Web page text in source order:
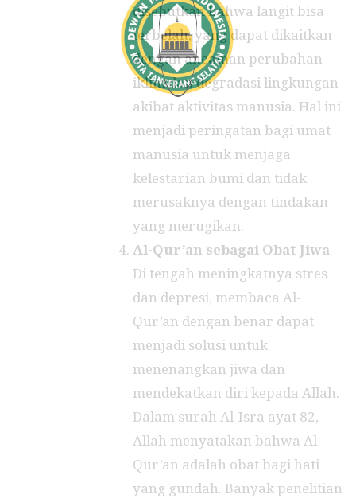
disebutkan bahwa langit bisa
terbelah, yang dapat dikaitkan
dengan ancaman perubahan
iklim dan degradasi lingkungan
akibat aktivitas manusia. Hal ini
menjadi peringatan bagi umat
manusia untuk menjaga
kelestarian bumi dan tidak
merusaknya dengan tindakan
yang merugikan.
Al-Qur’an sebagai Obat Jiwa
Di tengah meningkatnya stres
dan depresi, membaca Al-
Qur’an dengan benar dapat
menjadi solusi untuk
menenangkan jiwa dan
mendekatkan diri kepada Allah.
Dalam surah Al-Isra ayat 82,
Allah menyatakan bahwa Al-
Qur’an adalah obat bagi hati
yang gundah. Banyak penelitian